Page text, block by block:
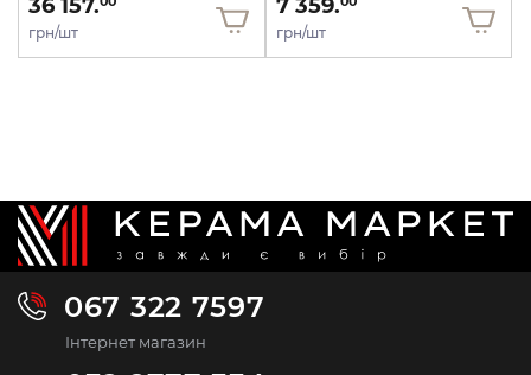
36 157.
грн/шт
7 359.
грн/шт
067 322 7597
Інтернет магазин